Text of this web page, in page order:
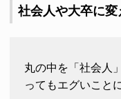
社会人や大卒に変
丸の中を「社会人
ってもエグいこと